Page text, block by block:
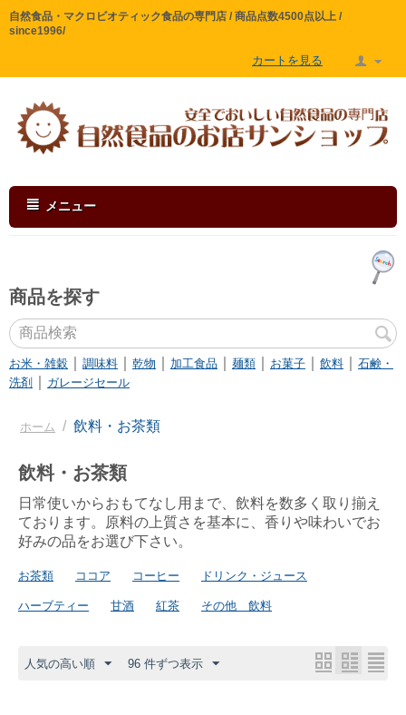
自然食品・マクロビオティック食品の専門店 / 商品点数4500点以上 /
since1996/
カートを見る
メニュー
商品を探す
お米・雑穀 調味料 乾物 加工食品 麺類 お菓子 飲料
石鹸・
洗剤
ガレージセール
ホーム / 飲料・お茶類
飲料・お茶類
日常使いからおもてなし用まで、飲料を数多く取り揃え
ております。原料の上質さを基本に、香りや味わいでお
好みの品をお選び下さい。
お茶類 ココア コーヒー ドリンク・ジュース
ハーブティー 甘酒 紅茶 その他 飲料
人気の高い順 96 件ずつ表示